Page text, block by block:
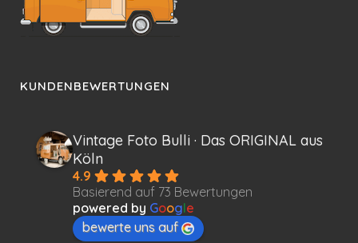
KUNDENBEWERTUNGEN
Vintage Foto Bulli · Das ORIGINAL aus
Köln
4.9
Basierend auf 73 Bewertungen
powered by Google
bewerte uns auf